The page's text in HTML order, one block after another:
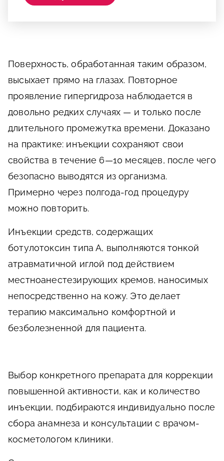
Поверхность, обработанная таким образом,
высыхает прямо на глазах. Повторное
проявление гипергидроза наблюдается в
довольно редких случаях — и только после
длительного промежутка времени. Доказано
на практике: инъекции сохраняют свои
свойства в течение 6—10 месяцев, после чего
безопасно выводятся из организма.
Примерно через полгода-год процедуру
можно повторить.
Инъекции средств, содержащих
ботулотоксин типа А, выполняются тонкой
атравматичной иглой под действием
местноанестезирующих кремов, наносимых
непосредственно на кожу. Это делает
терапию максимально комфортной и
безболезненной для пациента.
Выбор конкретного препарата для коррекции
повышенной активности, как и количество
инъекции, подбираются индивидуально после
сбора анамнеза и консультации с врачом-
косметологом клиники.